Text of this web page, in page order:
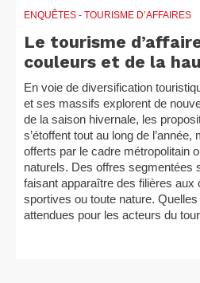
ENQUÊTES - TOURISME D’AFFAIRES
Le tourisme
couleurs et de la
En voie de diversification
et ses massifs explorent de
de la saison hivernale, les
s’étoffent tout au long de
offerts par le cadre métropolitain
naturels. Des offres segmentées
faisant apparaître des filières aux
sportives ou toute nature.
attendues pour les acteurs du